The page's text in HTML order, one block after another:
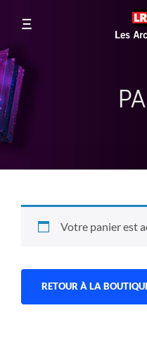
Votre panier est
RETOUR À LA